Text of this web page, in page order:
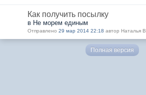
Как получить посылку
в Не морем единым
Отправлено 29 мар 2014 22:18 автор Наталья В.
Полная версия